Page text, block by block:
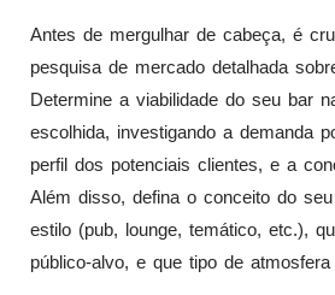
Antes de mergulhar de cabeça, é
pesquisa de mercado detalhada
Determine a viabilidade do seu bar
escolhida, investigando a demanda
perfil dos potenciais clientes, e a
Além disso, defina o conceito do
estilo (pub, lounge, temático, etc.),
público-alvo, e que tipo de